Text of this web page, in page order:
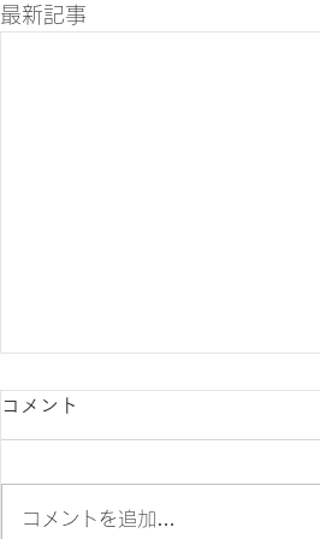
最新記事
コメント
コメントを追加…